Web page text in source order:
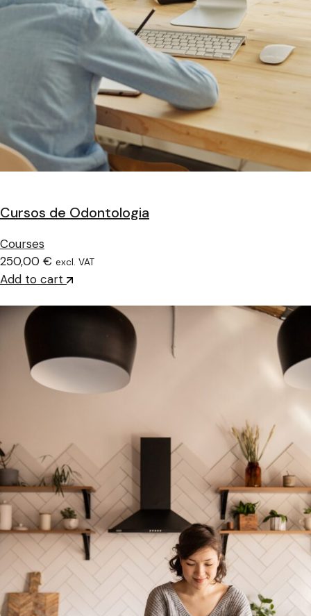
Cursos de Odontologia
Courses
250,00 € excl. VAT
Add to cart